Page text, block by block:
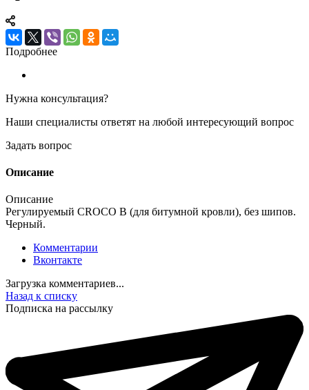
Подробнее
Нужна консультация?
Наши специалисты ответят на любой интересующий вопрос
Задать вопрос
Описание
Описание
Регулируемый CROCO B (для битумной кровли), без шипов.
Черный.
Комментарии
Вконтакте
Загрузка комментариев...
Назад к списку
Подписка на рассылку